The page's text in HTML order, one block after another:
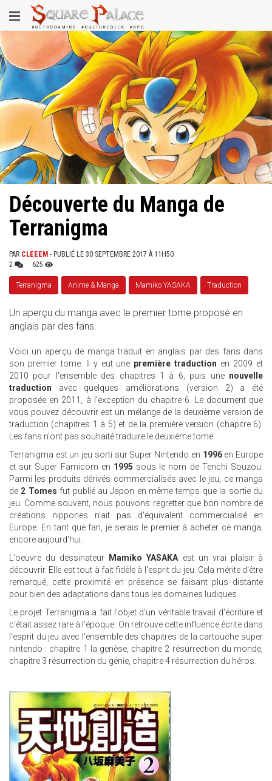
au
contenu
principal
Toggle
navigation
Découverte du Manga de
Terranigma
PAR CLEEEM - PUBLIÉ LE 30 SEPTEMBRE 2017 À 11H50
2
625
Terranigma Anime & Manga Mamiko YASAKA Traduction
Un aperçu du manga avec le premier tome proposé en
anglais par des fans.
Voici un aperçu de manga traduit en anglais par des fans dans
son premier tome. Il y eut une première traduction en 2009 et
2010 pour l'ensemble des chapitres 1 à 6, puis une nouvelle
traduction avec quelques améliorations (version 2) a été
proposée en 2011, à l'exception du chapitre 6. Le document que
vous pouvez découvrir est un mélange de la deuxième version de
traduction (chapitres 1 à 5) et de la première version (chapitre 6).
Les fans n'ont pas souhaité traduire le deuxième tome.
Terranigma est un jeu sorti sur Super Nintendo en 1996en Europe
et sur Super Famicom en 1995 sous le nom de Tenchi Souzou.
Parmi les produits dérivés commercialisés avec le jeu, ce manga
de 2 Tomes fut publié au Japon en même temps que la sortie du
jeu. Comme souvent, nous pouvons regretter que bon nombre de
créations nippones n'ait pas d'équivalent commercialisé en
Europe. En tant que fan, je serais le premier à acheter ce manga,
encore aujourd'hui.
L'oeuvre du dessinateur
Mamiko YASAKA est un vrai plaisir à
découvrir. Elle est tout à fait fidèle à l'esprit du jeu. Cela mérite d'être
remarqué, cette proximité en présence se faisant plus distante
pour bien des adaptations dans tous les domaines ludiques.
Le projet Terranigma a fait l'objet d'un véritable travail d'écriture et
c'était assez rare à l'époque. On retrouve cette influence écrite dans
l'esprit du jeu avec l'ensemble des chapitres de la cartouche super
nintendo : chapitre 1 la genèse, chapitre 2 résurrection du monde,
chapitre 3 résurrection du génie, chapitre 4 résurrection du héros.
F139_S.JPG